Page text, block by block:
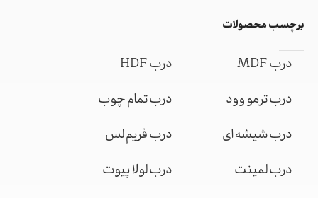
برچسب محصولات
درب MDF
درب HDF
درب ترمو وود
درب تمام چوب
درب شیشه ای
درب فریم لس
درب لمینت
درب لولا پیوت